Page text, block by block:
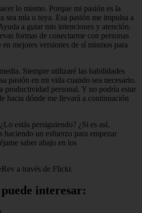
lo mismo. Porque mi pasión es la
sea mía o tuya. Esa pasión me impulsa a
a guiar mis intenciones y atención.
formas de conectarme con personas
en mejores versiones de sí mismos para
Siempre utilizaré las habilidades
pasión en mi vida cuando sea necesario.
productividad personal. Y no podría estar
hacia dónde me llevará a continuación
estás persiguiendo? ¿Si es así,
haciendo un esfuerzo para empezar
saber abajo en los
a través de Flickr.
interesar: